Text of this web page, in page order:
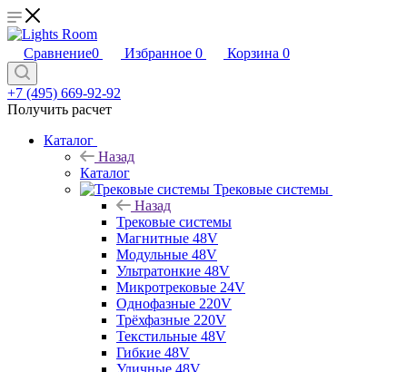
Сравнение0 Избранное 0 Корзина 0
+7 (495) 669-92-92
Получить расчет
Каталог
Назад
Каталог
Трековые системы
Назад
Трековые системы
Магнитные 48V
Модульные 48V
Ультратонкие 48V
Микротрековые 24V
Однофазные 220V
Трёхфазные 220V
Текстильные 48V
Гибкие 48V
Уличные 48V